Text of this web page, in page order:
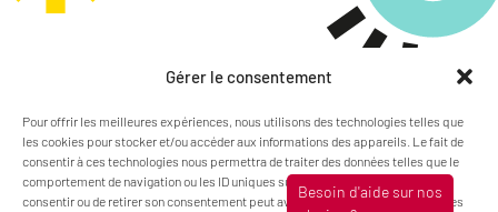
Gérer le consentement
Pour offrir les meilleures expériences, nous utilisons des technologies telles que
les cookies pour stocker et/ou accéder aux informations des appareils. Le fait de
consentir à ces technologies nous permettra de traiter des données telles que le
comportement de navigation ou les ID uniques sur ce site. Le fait de ne pas
consentir ou de retirer son consentement peut avoir un effet négatif sur certaines
35 quai Saint Vincent, 69001 Lyon
contact@pimenko.com
06.31.34.87.20